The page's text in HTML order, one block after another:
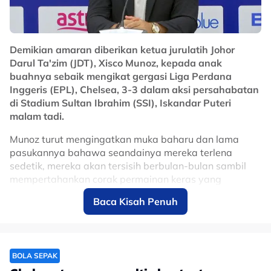
membawa masuk penyerang baharu, pertahanan
tengah baharu atau penyerang tengah baharu, jadi ia
bukan sesuatu yang baru.
"Ia persaingan sihat sesama kami dan saya sentiasa
akan memberikan yang terbaik untuk merebut tempat
saya dan mendapatkan momen terbaik untuk
membantu rakan sepasukan."
No node context available.
Related Topics
#bola sepak #JDT #Johor Darul Ta'zim FC
#Bergson da Silva
#Chelsea
Demikian amaran diberikan ketua jurulatih Johor
Darul Ta'zim (JDT), Xisco Munoz, kepada anak
buahnya sebaik mengikat gergasi Liga Perdana
Inggeris (EPL), Chelsea, 3-3 dalam aksi persahabatan
di Stadium Sultan Ibrahim (SSI), Iskandar Puteri
malam tadi.
Munoz turut mengingatkan muka baharu dan lama
pasukannya bahawa seandainya mereka terlena
sedetik, mereka akan tersisih berbulan-bulan sambil
mempertahankan corak permainan keras yang
ditonjolkan Harimau Selatan sepanjang pertemuan
menentang The Blues.
katanya kepada wartawan Astro Arena, Zulhelmi
Zainal Azam.
Baca Kisah Penuh
BOLA SEPAK